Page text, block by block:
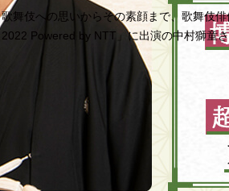
歌舞伎への思いからその素顔まで、歌舞伎
2022 Powered by NTT」に出演の中村獅童